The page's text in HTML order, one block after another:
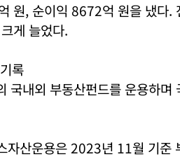
원, 순이익 8672억 원을 냈다.
게 늘었다.
록
국내외 부동산펀드를 운용하며
자산운용은 2023년 11월 기준